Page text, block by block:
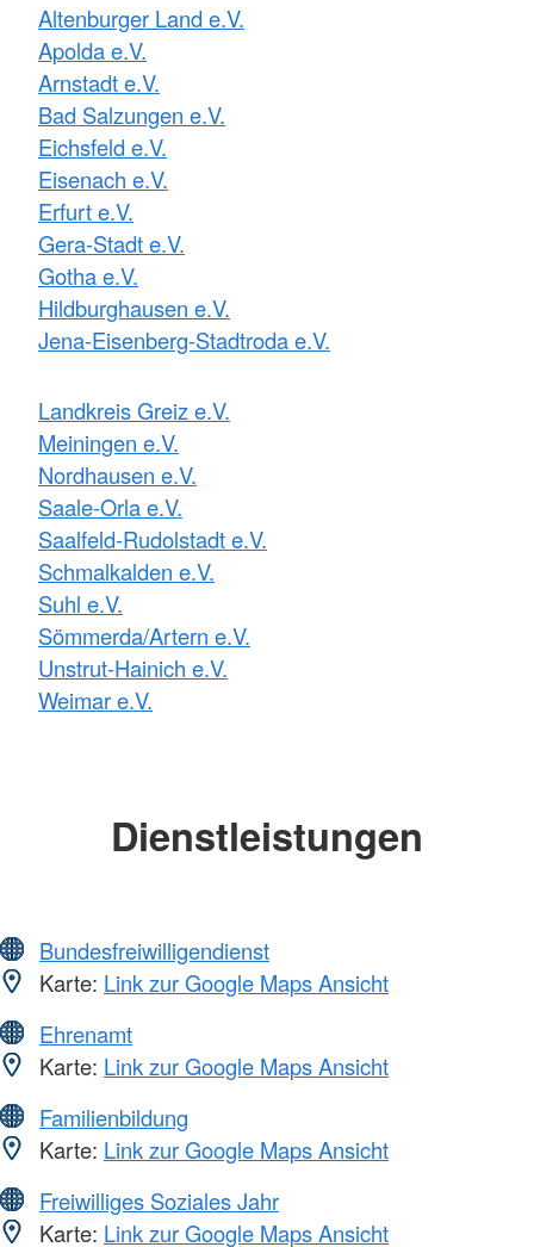
Altenburger Land e.V.
Apolda e.V.
Arnstadt e.V.
Bad Salzungen e.V.
Eichsfeld e.V.
Eisenach e.V.
Erfurt e.V.
Gera-Stadt e.V.
Gotha e.V.
Hildburghausen e.V.
Jena-Eisenberg-Stadtroda e.V.
Landkreis Greiz e.V.
Meiningen e.V.
Nordhausen e.V.
Saale-Orla e.V.
Saalfeld-Rudolstadt e.V.
Schmalkalden e.V.
Suhl e.V.
Sömmerda/Artern e.V.
Unstrut-Hainich e.V.
Weimar e.V.
Dienstleistungen
Bundesfreiwilligendienst
Karte: Link zur Google Maps Ansicht
Ehrenamt
Karte: Link zur Google Maps Ansicht
Familienbildung
Karte: Link zur Google Maps Ansicht
Freiwilliges Soziales Jahr
Karte: Link zur Google Maps Ansicht